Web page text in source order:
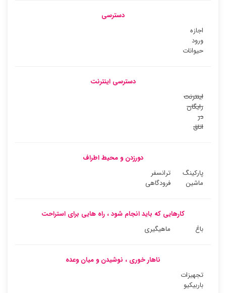
دسترسی
اجازه
ورود
حیوانات
دسترسی اینترنت
اینترنت
رایگان
در
اتاق
دورزدن و محیط اطراف
پارکینگ
ماشین
ترانسفر
فرودگاهی
کارهایی که باید انجام شود ، راه هایی برای استراحت
باغ
ماهیگیری
ناهار خوری ، نوشیدن و میان وعده
تجهیزات
باربیکیو